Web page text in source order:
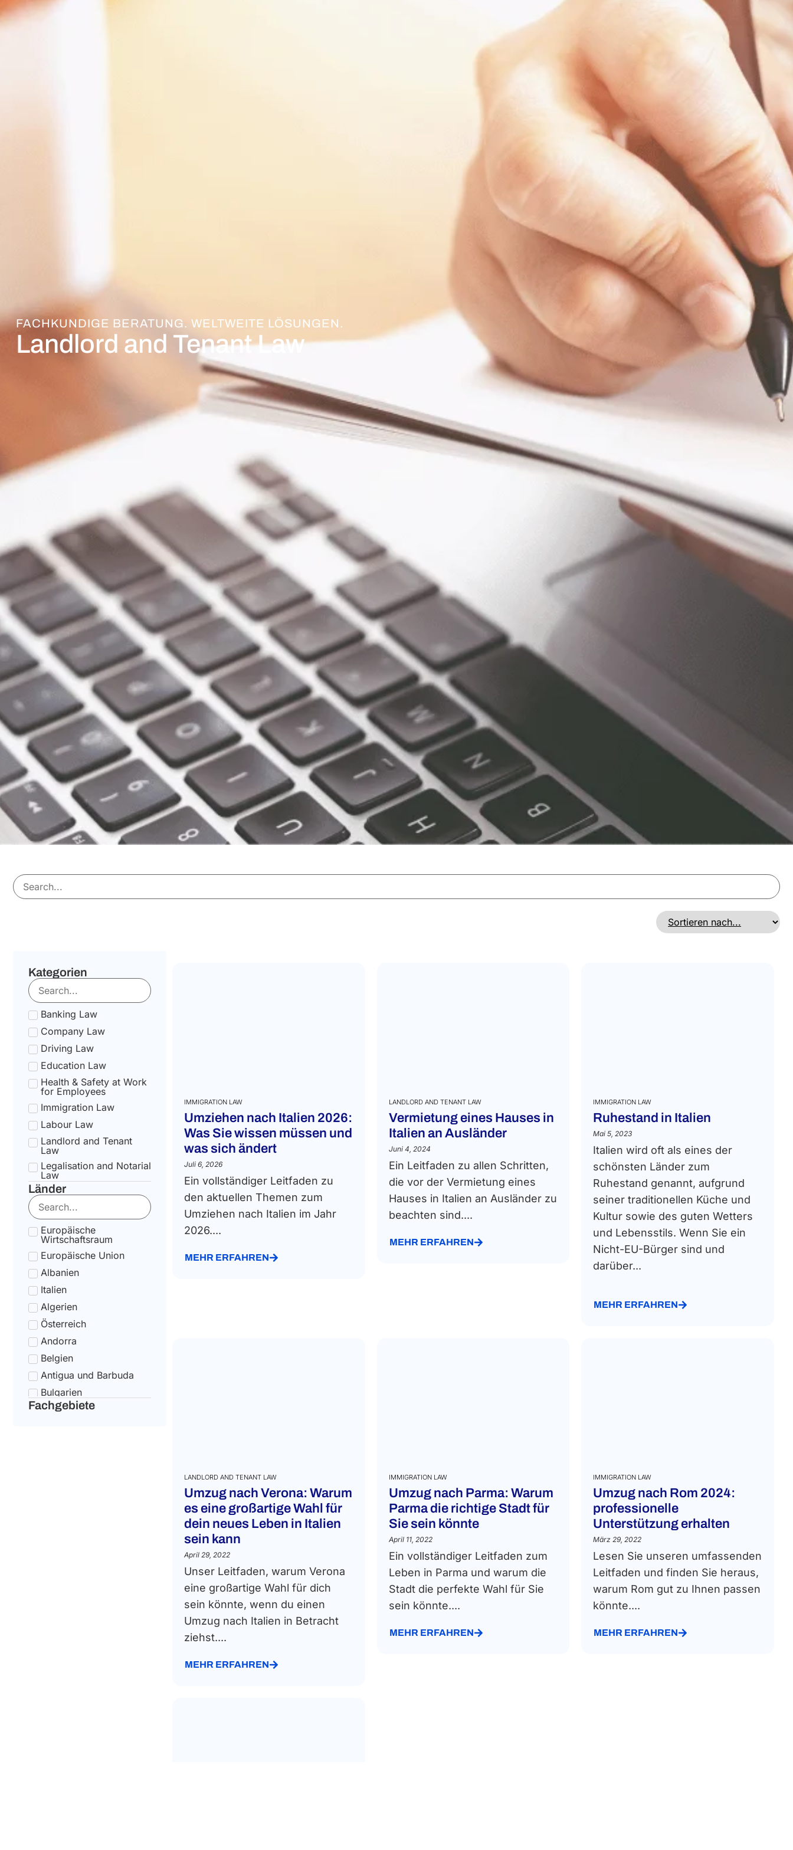
FACHKUNDIGE BERATUNG. WELTWEITE LÖSUNGEN.
Landlord and Tenant Law
Kategorien
Banking Law
Company Law
Driving Law
Education Law
Health & Safety at Work
for Employees
Immigration Law
Labour Law
Landlord and Tenant
Law
Legalisation and Notarial
Law
National Health Service
State pension Law
Tax Law
Uncategorized
Tax Code Individuals
Länder
Europäische
Wirtschaftsraum
Europäische Union
Albanien
Italien
Algerien
Österreich
Andorra
Belgien
Antigua und Barbuda
Bulgarien
Argentinien
Fachgebiete
IMMIGRATION LAW
Umziehen nach Italien 2026:
Was Sie wissen müssen und
was sich ändert
Juli 6, 2026
Ein vollständiger Leitfaden zu
den aktuellen Themen zum
Umziehen nach Italien im Jahr
2026....
MEHR ERFAHREN
LANDLORD AND TENANT LAW
Vermietung eines Hauses in
Italien an Ausländer
Juni 4, 2024
Ein Leitfaden zu allen Schritten,
die vor der Vermietung eines
Hauses in Italien an Ausländer zu
beachten sind....
MEHR ERFAHREN
IMMIGRATION LAW
Ruhestand in Italien
Mai 5, 2023
Italien wird oft als eines der
schönsten Länder zum
Ruhestand genannt, aufgrund
seiner traditionellen Küche und
Kultur sowie des guten Wetters
und Lebensstils. Wenn Sie ein
Nicht-EU-Bürger sind und
darüber...
MEHR ERFAHREN
LANDLORD AND TENANT LAW
Umzug nach Verona: Warum
es eine großartige Wahl für
dein neues Leben in Italien
sein kann
April 29, 2022
Unser Leitfaden, warum Verona
eine großartige Wahl für dich
sein könnte, wenn du einen
Umzug nach Italien in Betracht
ziehst....
MEHR ERFAHREN
IMMIGRATION LAW
Umzug nach Parma: Warum
Parma die richtige Stadt für
Sie sein könnte
April 11, 2022
Ein vollständiger Leitfaden zum
Leben in Parma und warum die
Stadt die perfekte Wahl für Sie
sein könnte....
MEHR ERFAHREN
IMMIGRATION LAW
Umzug nach Rom 2024:
professionelle
Unterstützung erhalten
März 29, 2022
Lesen Sie unseren umfassenden
Leitfaden und finden Sie heraus,
warum Rom gut zu Ihnen passen
könnte....
MEHR ERFAHREN